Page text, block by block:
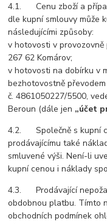
4.1. Cenu zboží a
dle kupní smlouvy může
následujícími způsoby:
v hotovosti v
267 62 Komárov;
v hotovosti na dobírku v
bezhotovostně
č. 4861050227/5500,
Beroun (dále jen „účet
4.2. Společně s kupní
prodávajícímu také
smluvené výši. Není-li
kupní cenou i náklady
4.3. Prodávající
obdobnou platbu. Tímto
obchodních podmínek